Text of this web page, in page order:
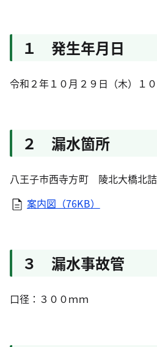
１ 発生年月日
令和２年１０月２９日（木）１
２ 漏水箇所
八王子市西寺方町 陵北大橋北
案内図（76KB）
３ 漏水事故管
口径：３００ｍｍ